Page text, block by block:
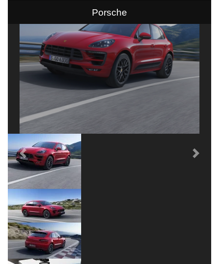
Porsche
Previous Next